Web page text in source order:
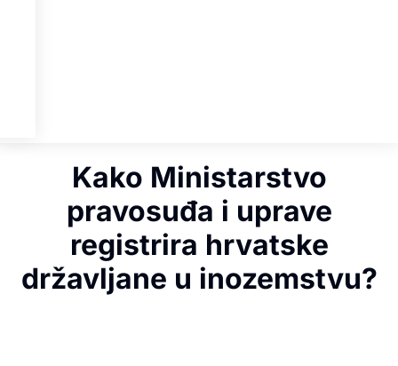
Kako Ministarstvo
pravosuđa i uprave
registrira hrvatske
državljane u inozemstvu?